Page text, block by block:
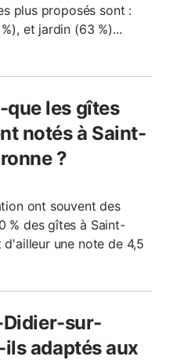
plus proposés sont :
et jardin (63 %)...
les gîtes
notés à Saint-
?
ont souvent des
% des gîtes à Saint-
une note de 4,5
Didier-sur-
adaptés aux